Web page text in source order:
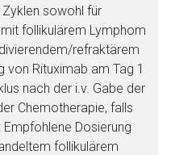
sowohl für
follikulärem Lymphom
refraktärem
von Rituximab am Tag 1
nach der i.v. Gabe der
Chemotherapie, falls
Dosierung
follikulärem